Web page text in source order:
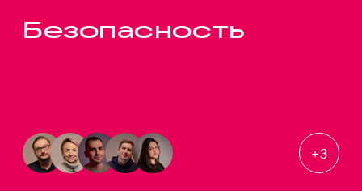
Безопасность
+3